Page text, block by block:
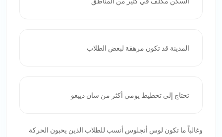
المدينة قد تكون مرهقة لبعض الطلاب
تحتاج إلى تخطيط يومي أكثر من سان دييغو
وغالباً ما تكون لوس أنجلوس أنسب للطلاب الذين يحبون الحركة